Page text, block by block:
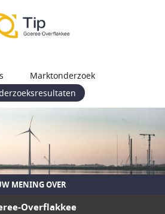
Marktonderzoek
MENING OVER
Overflakkee